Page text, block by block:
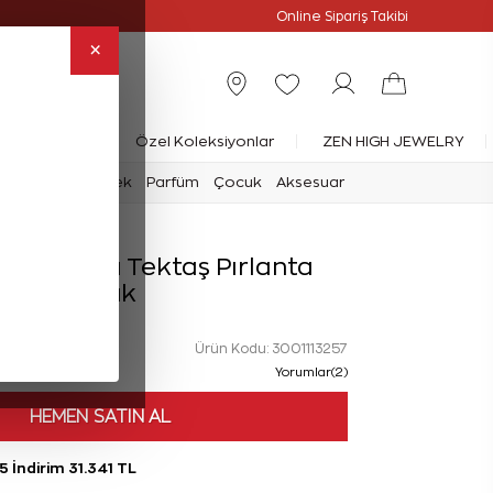
×
Online Sipariş Takibi
Yüzük Özel Koleksiyonlar ZEN HIGH JEWELRY
Erkek Parfüm Çocuk Aksesuar
Işık Yolu Tektaş Pırlanta
Yüzük
Ürün Kodu: 3001113257
Yorumlar(2)
HEMEN SATIN AL
İndirim 31.341 TL